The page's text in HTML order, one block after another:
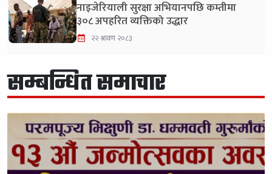
नाइजेरियाली सुरक्षा अभियानपछि कम्तीमा
३०८ अपहरित व्यक्तिको उद्धार
२२ श्रावण २०८३
सम्बन्धित समाचार